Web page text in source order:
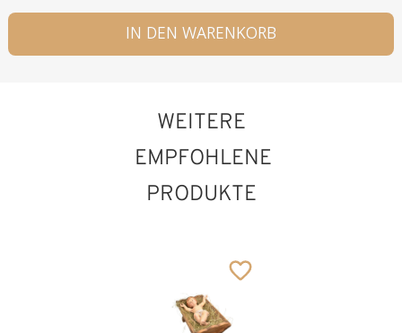
IN DEN WARENKORB
WEITERE
EMPFOHLENE
PRODUKTE